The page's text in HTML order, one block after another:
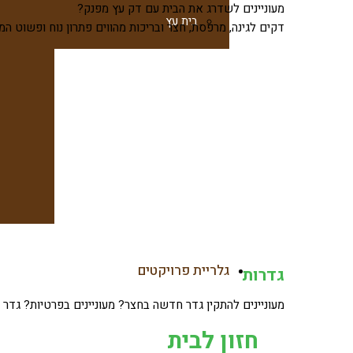
בית עץ
גלריית פרויקטים
מעוניינים לשדרג את הבית עם דק עץ מפנק?
דקים לגינה, מרפסת, חצר ובריכות מהווים פתרון נוח ופשוט
גדרות
מעוניינים להתקין גדר חדשה בחצר? מעוניינים
חזון לבית